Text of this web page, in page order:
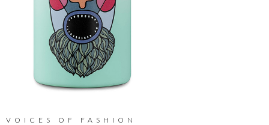
VOICES OF FASHION